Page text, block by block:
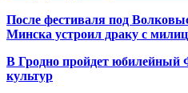
После фестиваля под
Минска устроил драку с
В Гродно пройдет юбилейный
культур